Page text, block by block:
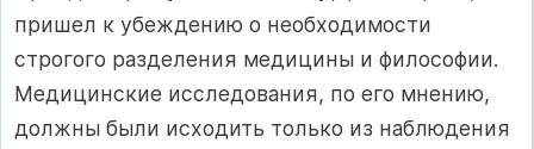
пришел к убеждению о необходимости
строгого разделения медицины и философии.
Медицинские исследования, по его мнению,
должны были исходить только из наблюдения